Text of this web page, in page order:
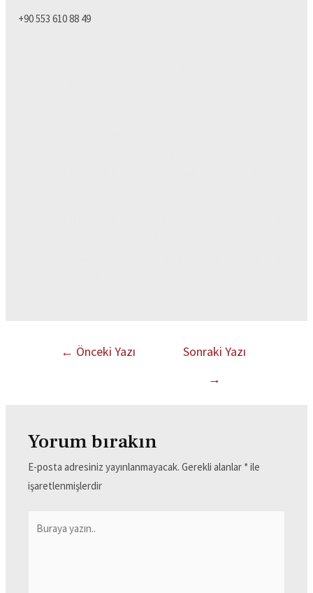
+90 553 610 88 49
← Önceki Yazı
Sonraki Yazı
→
Yorum bırakın
E-posta adresiniz yayınlanmayacak. Gerekli alanlar *ile
işaretlenmişlerdir